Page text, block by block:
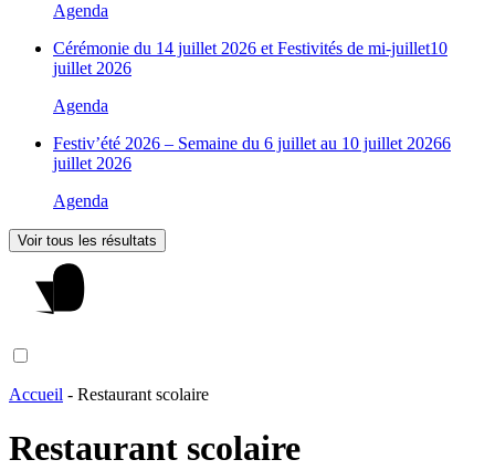
Agenda
Cérémonie du 14 juillet 2026 et Festivités de mi-juillet10
juillet 2026
Agenda
Festiv’été 2026 – Semaine du 6 juillet au 10 juillet 20266
juillet 2026
Agenda
Voir tous les résultats
Accueil - Restaurant scolaire
Restaurant scolaire